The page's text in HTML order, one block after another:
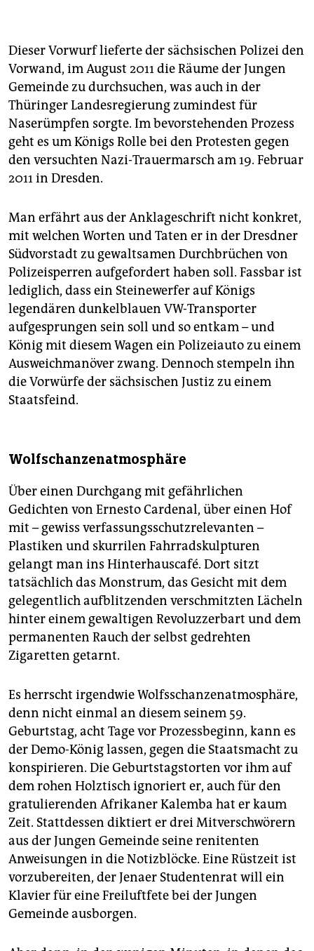
Dieser Vorwurf lieferte der sächsischen Polizei den
Vorwand, im August 2011 die Räume der Jungen
Gemeinde zu durchsuchen, was auch in der
Thüringer Landesregierung zumindest für
Naserümpfen sorgte. Im bevorstehenden Prozess
geht es um Königs Rolle bei den Protesten gegen
den versuchten Nazi-Trauermarsch am 19. Februar
2011 in Dresden.
Man erfährt aus der Anklageschrift nicht konkret,
mit welchen Worten und Taten er in der Dresdner
Südvorstadt zu gewaltsamen Durchbrüchen von
Polizeisperren aufgefordert haben soll. Fassbar ist
lediglich, dass ein Steinewerfer auf Königs
legendären dunkelblauen VW-Transporter
aufgesprungen sein soll und so entkam – und
König mit diesem Wagen ein Polizeiauto zu einem
Ausweichmanöver zwang. Dennoch stempeln ihn
die Vorwürfe der sächsischen Justiz zu einem
Staatsfeind.
Wolfschanzenatmosphäre
Über einen Durchgang mit gefährlichen
Gedichten von Ernesto Cardenal, über einen Hof
mit – gewiss verfassungsschutzrelevanten –
Plastiken und skurrilen Fahrradskulpturen
gelangt man ins Hinterhauscafé. Dort sitzt
tatsächlich das Monstrum, das Gesicht mit dem
gelegentlich aufblitzenden verschmitzten Lächeln
hinter einem gewaltigen Revoluzzerbart und dem
permanenten Rauch der selbst gedrehten
Zigaretten getarnt.
Es herrscht irgendwie Wolfsschanzenatmosphäre,
denn nicht einmal an diesem seinem 59.
Geburtstag, acht Tage vor Prozessbeginn, kann es
der Demo-König lassen, gegen die Staatsmacht zu
konspirieren. Die Geburtstagstorten vor ihm auf
dem rohen Holztisch ignoriert er, auch für den
gratulierenden Afrikaner Kalemba hat er kaum
Zeit. Stattdessen diktiert er drei Mitverschwörern
aus der Jungen Gemeinde seine renitenten
Anweisungen in die Notizblöcke. Eine Rüstzeit ist
vorzubereiten, der Jenaer Studentenrat will ein
Klavier für eine Freiluftfete bei der Jungen
Gemeinde ausborgen.